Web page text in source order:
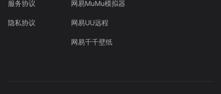
服务协议
隐私协议
网易MuMu模拟器
网易UU远程
网易千千壁纸